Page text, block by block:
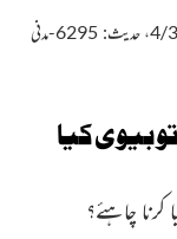
(دیکھئے: معجم اوسط، 4/376، حدیث: 6295-مدنی
بیوی کیا
چاہئے؟